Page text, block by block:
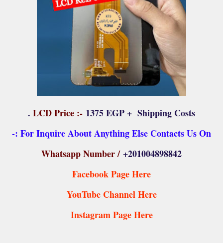
LCD Price :- 1375 EGP + Shipping Costs .
For Inquire About Anything Else Contacts Us On :-
Whatsapp Number /+201004898842
Facebook Page Here
YouTube Channel Here
Instagram Page Here